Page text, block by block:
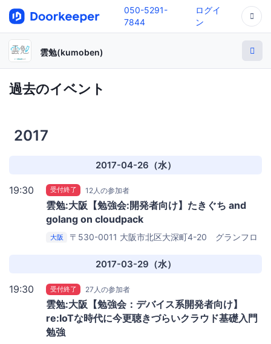
050-5291-
7844
ログイ
ン
雲勉(kumoben)
過去のイベント
2017
2017-04-26（水）
19:30 受付終了 12人の参加者
雲勉:大阪【勉強会:開発者向け】たきぐち and
golang on cloudpack
大阪
〒530-0011 大阪市北区大深町4-20 グランフロ
2017-03-29（水）
19:30 受付終了 27人の参加者
雲勉:大阪【勉強会：デバイス系開発者向け】
re:IoTな時代に今更聴きづらいクラウド基礎入門
勉強